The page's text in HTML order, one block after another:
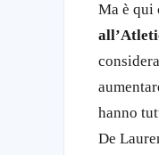
Ma è qui
hanno
De